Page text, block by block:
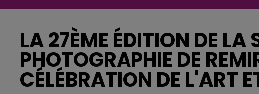
LA 27ÈME ÉDITION DE LA
PHOTOGRAPHIE DE
CÉLÉBRATION DE L'ART